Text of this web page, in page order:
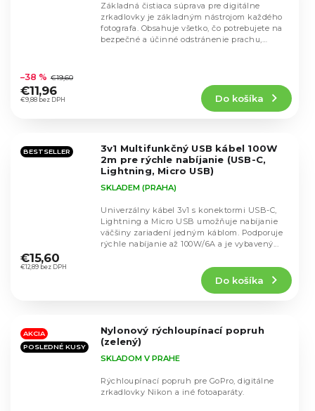
hodnotenie
produktu
je
hviezdičiek.
€9,88 bez DPH
–38 % €19,60
€11,96
Do košíka
Základná čistiaca súprava pre digitálne
zrkadlovky je základným nástrojom každého
fotografa. Obsahuje všetko, čo potrebujete na
bezpečné a účinné odstránenie prachu,
BESTSELLER
3v1 Multifunkčný USB kábel 100W
2m pre rýchle nabíjanie (USB-C,
Lightning, Micro USB)
hodnotenie
produktu
hviezdičiek.
SKLADEM (PRAHA)
€12,89 bez DPH
€15,60
Do košíka
Univerzálny kábel 3v1 s konektormi USB-C,
Lightning a Micro USB umožňuje nabíjanie
väčšiny zariadení jedným káblom. Podporuje
rýchle nabíjanie až 100W/6A a je vybavený...
AKCIA
POSLEDNÉ KUSY
Nylonový rýchloupínací popruh
(zelený)
SKLADOM V PRAHE
Rýchloupínací popruh pre GoPro, digitálne
zrkadlovky Nikon a iné fotoaparáty.